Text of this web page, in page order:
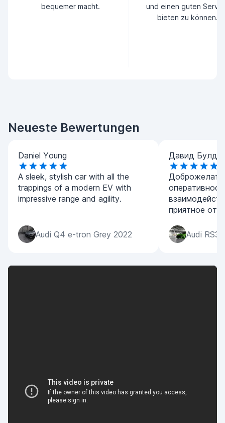
bequemer macht.
und einen guten
bieten zu können.
Neueste Bewertungen
Daniel Young
A sleek, stylish car with all the
trappings of a modern EV with
impressive range and agility.
Audi Q4 e-tron Grey 2022
Давид
приятное
Audi RS3